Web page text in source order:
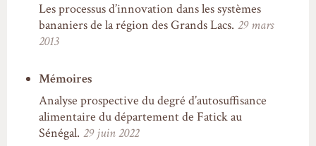
Les processus d’innovation dans les systèmes
bananiers de la région des Grands Lacs. 29 mars
2013
Mémoires
Analyse prospective du degré d’autosuffisance
alimentaire du département de Fatick au
Sénégal. 29 juin 2022